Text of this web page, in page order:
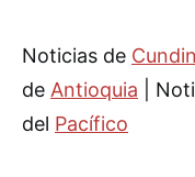
Noticias de
de Antioquia |
del Pacífico